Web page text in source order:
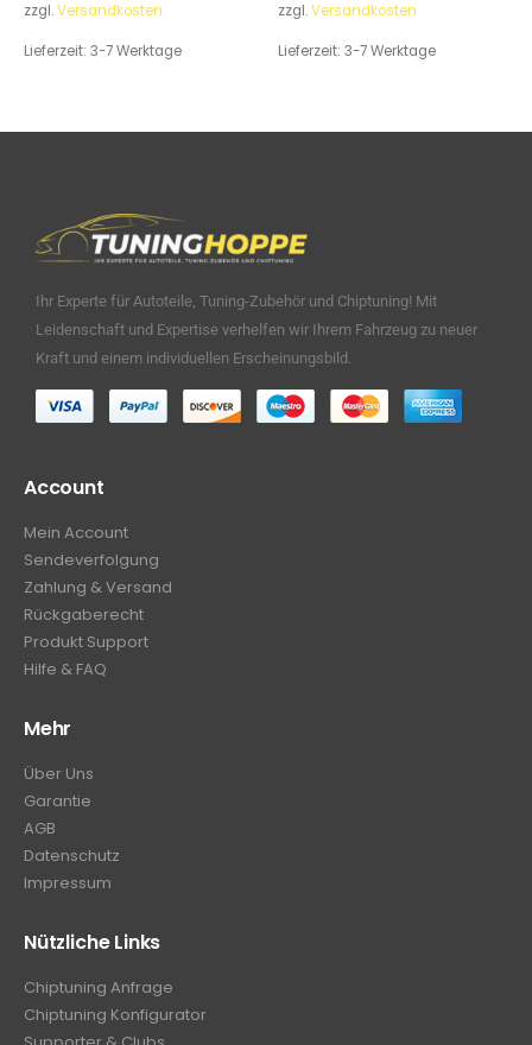
zzgl.Versandkosten
Lieferzeit: 3-7 Werktage
zzgl.Versandkosten
Lieferzeit: 3-7 Werktage
Ihr Experte für Autoteile, Tuning-Zubehör und Chiptuning! Mit
Leidenschaft und Expertise verhelfen wir Ihrem Fahrzeug zu neuer
Kraft und einem individuellen Erscheinungsbild.
Account
Mein Account
Sendeverfolgung
Zahlung & Versand
Rückgaberecht
Produkt Support
Hilfe & FAQ
Mehr
Über Uns
Garantie
AGB
Datenschutz
Impressum
Nützliche Links
Chiptuning Anfrage
Chiptuning Konfigurator